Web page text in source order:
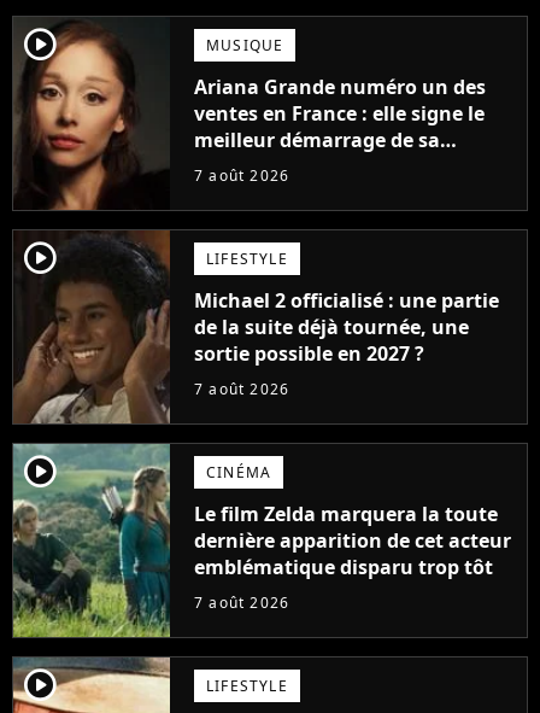
player2 MUSIQUE
Ariana Grande numéro un des
ventes en France : elle signe le
meilleur démarrage de sa
carrière avec son album Petal
7 août 2026
player2 LIFESTYLE
Michael 2 officialisé : une partie
de la suite déjà tournée, une
sortie possible en 2027 ?
7 août 2026
player2 CINÉMA
Le film Zelda marquera la toute
dernière apparition de cet acteur
emblématique disparu trop tôt
7 août 2026
player2 LIFESTYLE